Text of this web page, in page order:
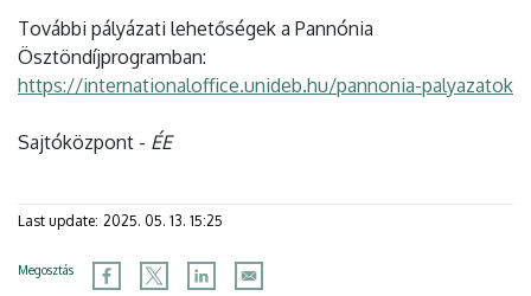
További pályázati lehetőségek a Pannónia
Ösztöndíjprogramban:
https://internationaloffice.unideb.hu/pannonia-palyazatok
Sajtóközpont - ÉE
Last update: 2025. 05. 13. 15:25
Megosztás